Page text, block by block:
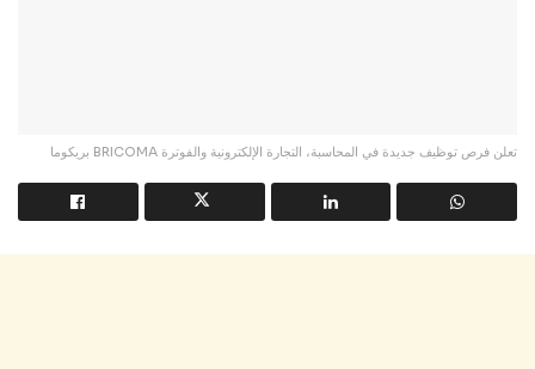
بريكوما BRICOMA تعلن فرص توظيف جديدة في المحاسبة، التجارة الإلكترونية والفوترة